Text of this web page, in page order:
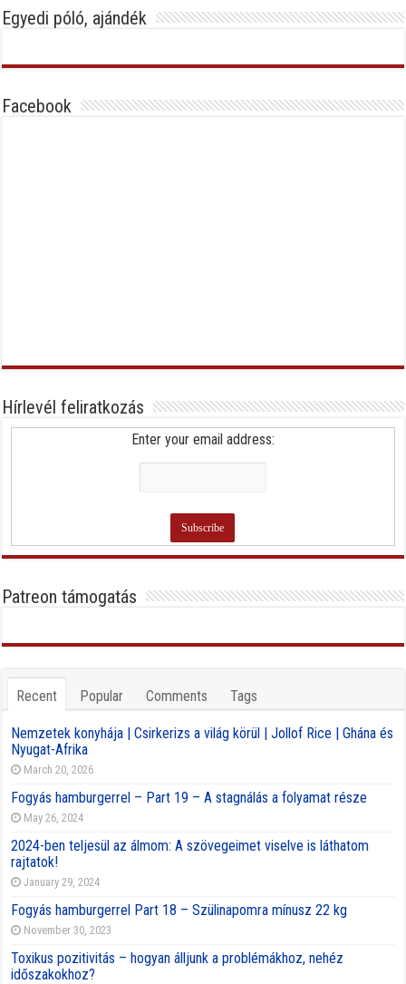
Egyedi póló, ajándék
Facebook
Hírlevél feliratkozás
Enter your email address:
Patreon támogatás
Recent Popular Comments Tags
Nemzetek konyhája | Csirkerizs a világ körül | Jollof Rice | Ghána és
Nyugat-Afrika
March 20, 2026
Fogyás hamburgerrel – Part 19 – A stagnálás a folyamat része
May 26, 2024
2024-ben teljesül az álmom: A szövegeimet viselve is láthatom
rajtatok!
January 29, 2024
Fogyás hamburgerrel Part 18 – Szülinapomra mínusz 22 kg
November 30, 2023
Toxikus pozitivitás – hogyan álljunk a problémákhoz, nehéz
időszakokhoz?